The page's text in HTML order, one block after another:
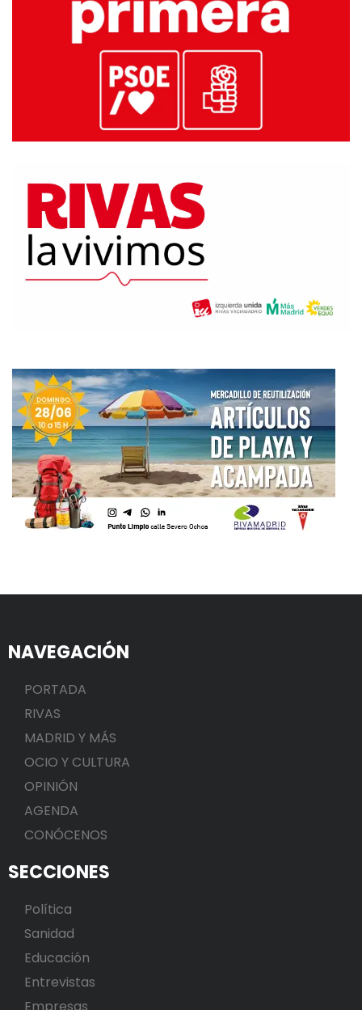
NAVEGACIÓN
PORTADA
RIVAS
MADRID Y MÁS
OCIO Y CULTURA
OPINIÓN
AGENDA
CONÓCENOS
SECCIONES
Política
Sanidad
Educación
Entrevistas